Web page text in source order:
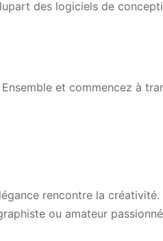
des logiciels de
et commencez à
rencontre la
ou amateur